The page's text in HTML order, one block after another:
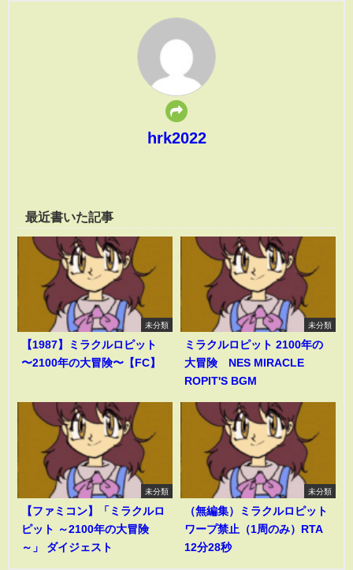
hrk2022
最近書いた記事
未分類
【1987】ミラクルロピット
〜2100年の大冒険〜【FC】
未分類
ミラクルロピット 2100年の
大冒険 NES MIRACLE
ROPIT'S BGM
未分類
【ファミコン】「ミラクルロ
ピット ～2100年の大冒険
～」 ダイジェスト
未分類
（無編集）ミラクルロピット
ワープ禁止（1周のみ）RTA
12分28秒